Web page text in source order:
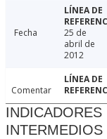
Fecha
25 de
abril de
2012
Comentar
INDICADORES
INTERMEDIOS